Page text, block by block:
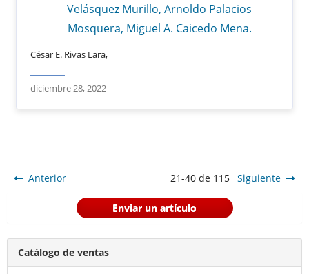
Velásquez Murillo, Arnoldo Palacios
Mosquera, Miguel A. Caicedo Mena.
César E. Rivas Lara,
diciembre 28, 2022
Anterior 21-40 de 115 Siguiente
Enviar un artículo
Catálogo de ventas